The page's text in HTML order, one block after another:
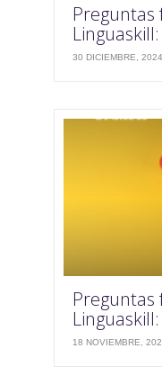
Preguntas
30 DICIEMBRE, 2024
Preguntas
18 NOVIEMBRE,